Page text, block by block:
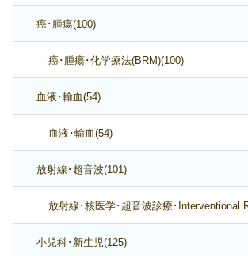
癌･腫瘍(100)
癌･腫瘍･化学療法(BRM)(100)
血液･輸血(54)
血液･輸血(54)
放射線･超音波(101)
放射線･核医学･超音波診療･Interventional
小児科･新生児(125)